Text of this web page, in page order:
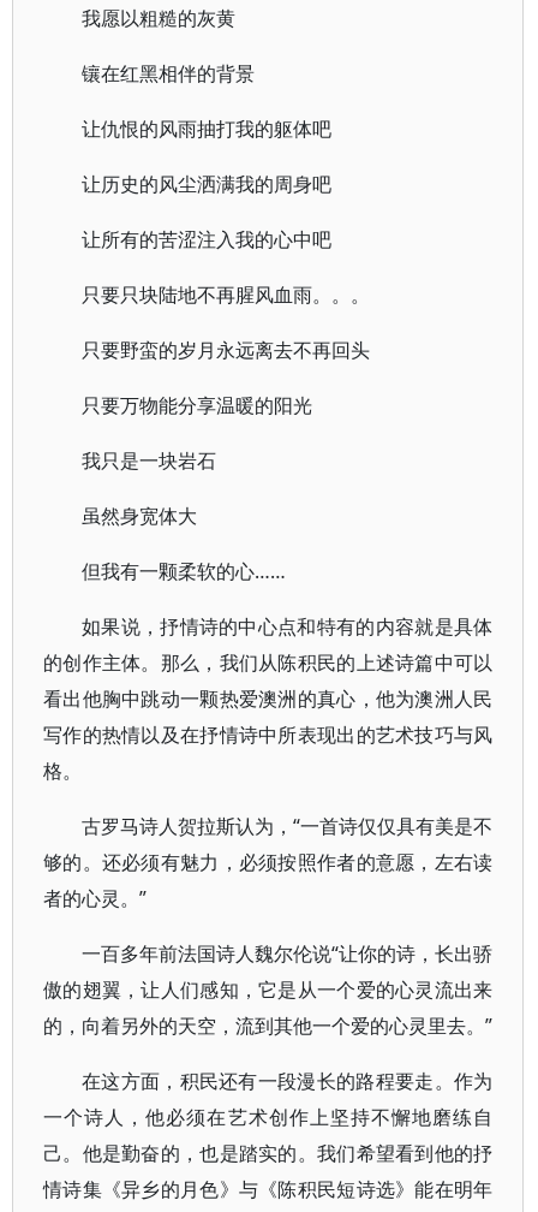
我愿以粗糙的灰黄
镶在红黑相伴的背景
让仇恨的风雨抽打我的躯体吧
让历史的风尘洒满我的周身吧
让所有的苦涩注入我的心中吧
只要只块陆地不再腥风血雨。。。
只要野蛮的岁月永远离去不再回头
只要万物能分享温暖的阳光
我只是一块岩石
虽然身宽体大
但我有一颗柔软的心……
如果说，抒情诗的中心点和特有的内容就是具体
的创作主体。那么，我们从陈积民的上述诗篇中可以
看出他胸中跳动一颗热爱澳洲的真心，他为澳洲人民
写作的热情以及在抒情诗中所表现出的艺术技巧与风
格。
古罗马诗人贺拉斯认为，“一首诗仅仅具有美是不
够的。还必须有魅力，必须按照作者的意愿，左右读
者的心灵。”
一百多年前法国诗人魏尔伦说“让你的诗，长出骄
傲的翅翼，让人们感知，它是从一个爱的心灵流出来
的，向着另外的天空，流到其他一个爱的心灵里去。”
在这方面，积民还有一段漫长的路程要走。作为
一个诗人，他必须在艺术创作上坚持不懈地磨练自
己。他是勤奋的，也是踏实的。我们希望看到他的抒
情诗集《异乡的月色》与《陈积民短诗选》能在明年